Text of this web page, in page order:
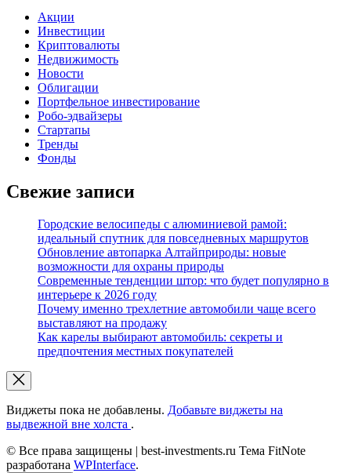
Акции
Инвестиции
Криптовалюты
Недвижимость
Новости
Облигации
Портфельное инвестирование
Робо-эдвайзеры
Стартапы
Тренды
Фонды
Свежие записи
Городские велосипеды с алюминиевой рамой:
идеальный спутник для повседневных маршрутов
Обновление автопарка Алтайприроды: новые
возможности для охраны природы
Современные тенденции штор: что будет популярно в
интерьере к 2026 году
Почему именно трехлетние автомобили чаще всего
выставляют на продажу
Как карелы выбирают автомобиль: секреты и
предпочтения местных покупателей
Виджеты пока не добавлены. Добавьте виджеты на
выдвежной вне холста .
© Все права защищены | best-investments.ru Тема FitNote
разработана WPInterface.